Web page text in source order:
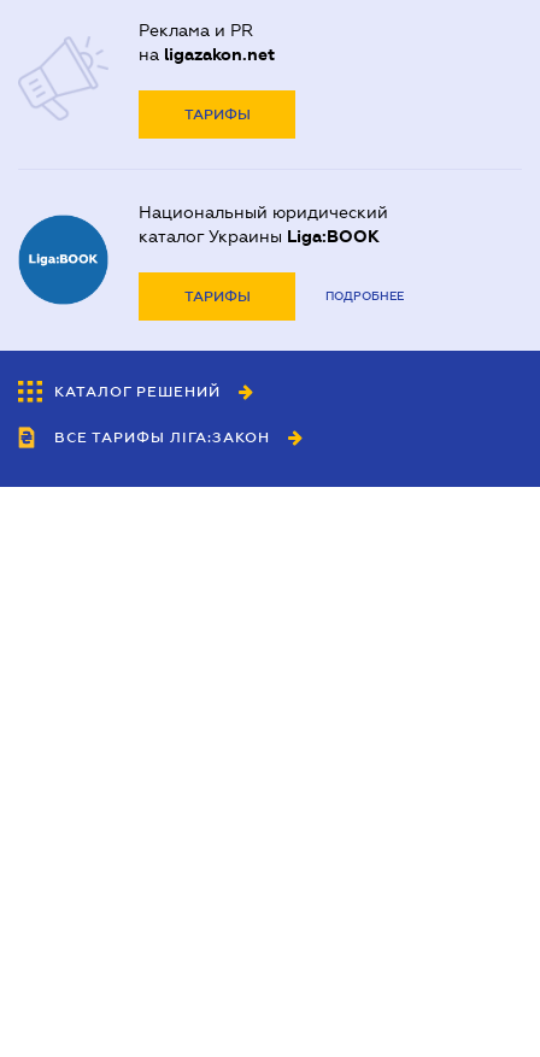
Реклама и PR
на ligazakon.net
ТАРИФЫ
Национальный юридический
каталог Украины Liga:BOOK
ТАРИФЫ ПОДРОБНЕЕ
КАТАЛОГ РЕШЕНИЙ
ВСЕ ТАРИФЫ ЛІГА:ЗАКОН